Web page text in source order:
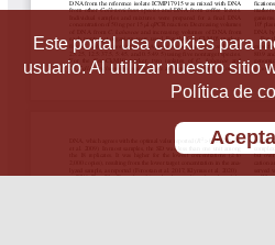
Este portal usa cookies para
usuario. Al utilizar nuestro sitio
Política de